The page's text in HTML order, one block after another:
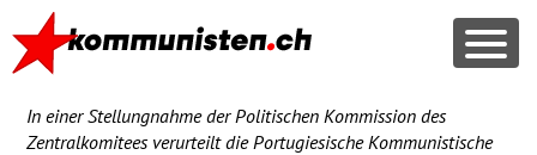
In einer Stellungnahme der Politischen Kommission des
Zentralkomitees verurteilt die Portugiesische Kommunistische